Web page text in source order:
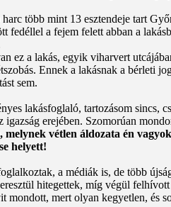
harc több mint 13 esztendeje tart
fedéllel a fejem felett abban a
ez a lakás, egyik viharvert
Ennek a lakásnak a bérleti
sem.
lakásfoglaló, tartozásom sincs,
igazság erejében. Szomorúan
melynek vétlen áldozata én
helyett!
a médiák is, de több
hitegettek, míg végül
mondott, mert olyan kegyetlen, és